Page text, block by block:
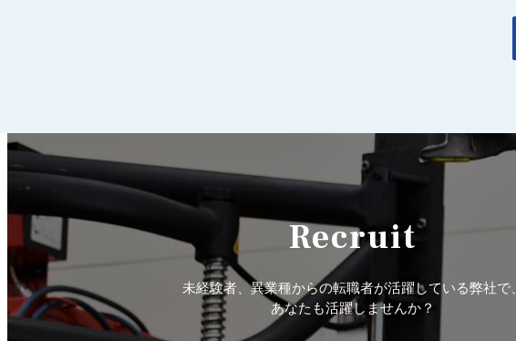
Recruit
未経験者、異業種からの転職者が活躍している弊社で、
あなたも活躍しませんか？